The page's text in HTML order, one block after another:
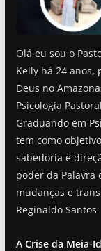
Olá eu sou o
Kelly há 24 anos,
Deus no
Psicologia
Graduando em
tem como
sabedoria e
poder da Palavra
mudanças e
Reginaldo Santos
A Crise da Meia-